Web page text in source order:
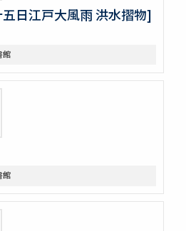
日江戸大風雨 洪水摺物]
館
館